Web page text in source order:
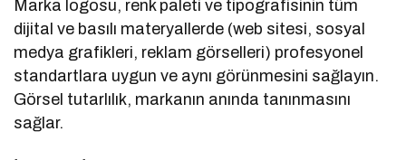
Marka logosu, renk paleti ve tipografisinin tüm
dijital ve basılı materyallerde (web sitesi, sosyal
medya grafikleri, reklam görselleri) profesyonel
standartlara uygun ve aynı görünmesini sağlayın.
Görsel tutarlılık, markanın anında tanınmasını
sağlar.